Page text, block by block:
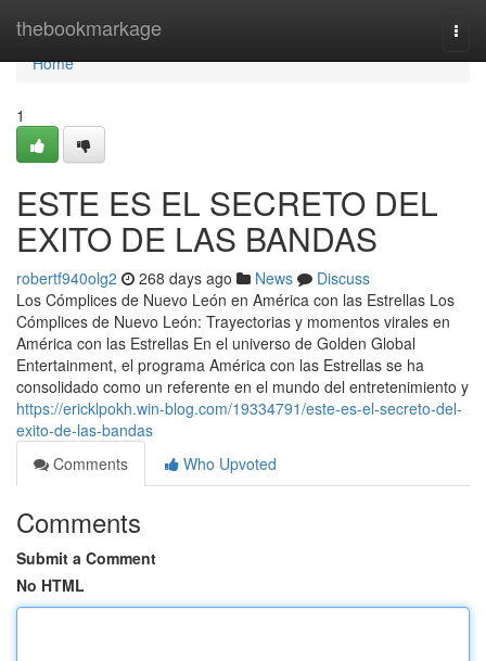
thebookmarkage
Home
Home
1
ESTE ES EL SECRETO DEL
EXITO DE LAS BANDAS
robertf940olg2 268 days ago News
Discuss
Los Cómplices de Nuevo León en América con las Estrellas Los
Cómplices de Nuevo León: Trayectorias y momentos virales en
América con las Estrellas En el universo de Golden Global
Entertainment, el programa América con las Estrellas se ha
consolidado como un referente en el mundo del entretenimiento y
https://ericklpokh.win-blog.com/19334791/este-es-el-secreto-del-
exito-de-las-bandas
Comments
Who Upvoted
Comments
Submit a Comment
No HTML